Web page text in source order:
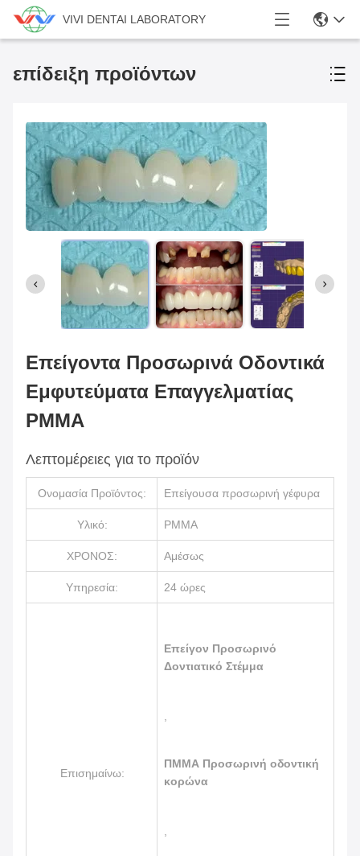
VIVI DENTAI LABORATORY
επίδειξη προϊόντων
Επείγοντα Προσωρινά Οδοντικά
Εμφυτεύματα Επαγγελματίας
PMMA
Λεπτομέρειες για το προϊόν
Ονομασία Προϊόντος: Επείγουσα προσωρινή γέφυρα
Υλικό: PMMA
ΧΡΟΝΟΣ: Αμέσως
Υπηρεσία: 24 ώρες
Επισημαίνω:
Επείγον Προσωρινό
Δοντιατικό Στέμμα
ΠΜΜΑ Προσωρινή οδοντική
κορώνα